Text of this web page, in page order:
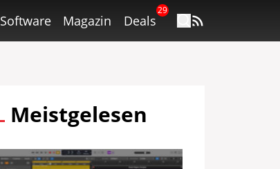
Software Magazin Deals
29
Meistgelesen